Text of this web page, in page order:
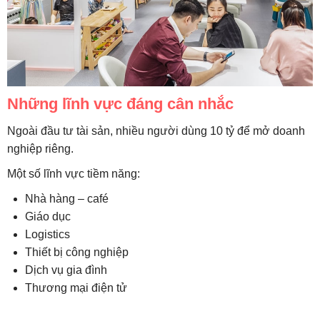
Những lĩnh vực đáng cân nhắc
Ngoài đầu tư tài sản, nhiều người dùng 10 tỷ để mở doanh
nghiệp riêng.
Một số lĩnh vực tiềm năng:
Nhà hàng – café
Giáo dục
Logistics
Thiết bị công nghiệp
Dịch vụ gia đình
Thương mại điện tử